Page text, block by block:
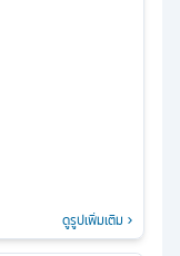
ดูรูปเพิ่มเติม